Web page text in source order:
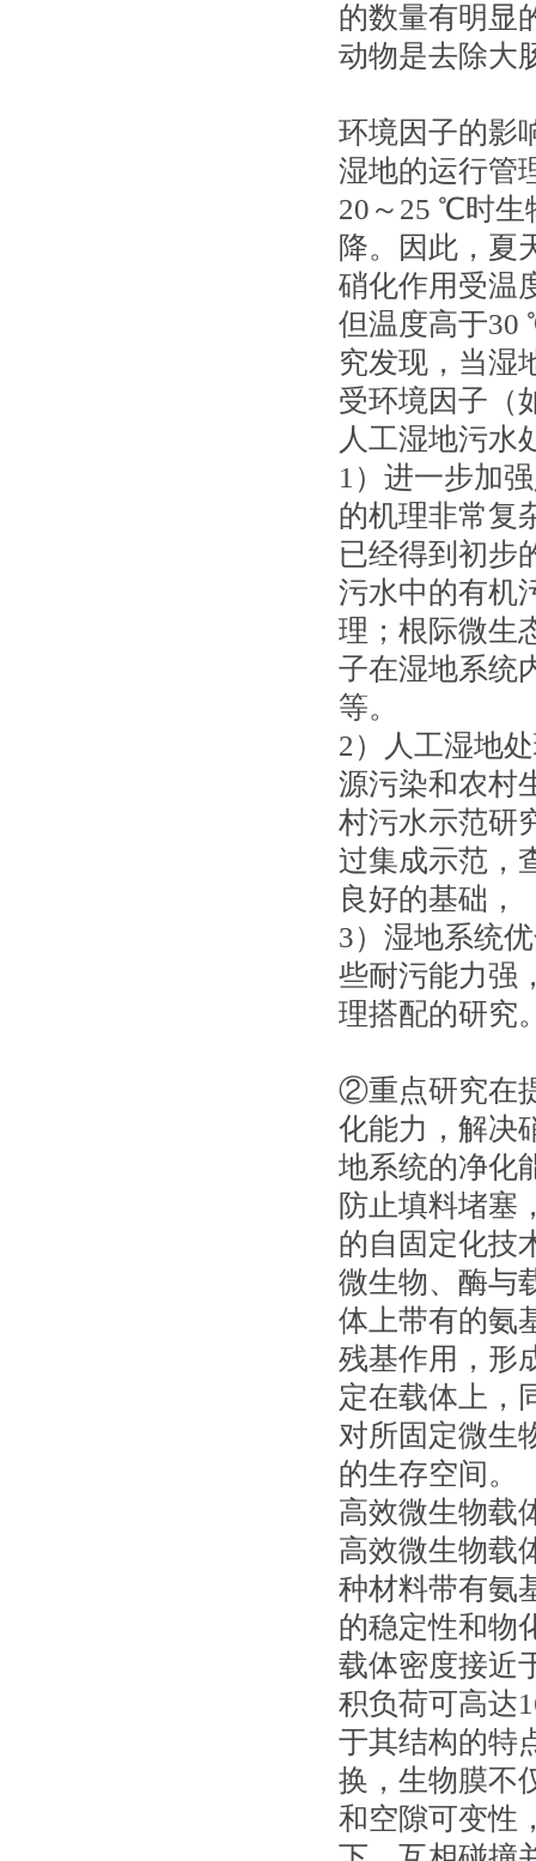
的数量有明显
动物是去除大
环境因子的影
湿地的运行管
20～25 ℃时生
降。因此，夏
硝化作用受温
但温度高于30
究发现，当湿
受环境因子（
人工湿地污水
1）进一步加
的机理非常复
已经得到初步
污水中的有机
理；根际微生
子在湿地系统
等。
2）人工湿地
源污染和农村
村污水示范研
过集成示范，
良好的基础，
3）湿地系统
些耐污能力强
理搭配的研究
②重点研究在
化能力，解决
地系统的净化
防止填料堵塞
的自固定化技
微生物、酶与
体上带有的氨
残基作用，形
定在载体上，
对所固定微生
的生存空间。
高效微生物载
高效微生物载
种材料带有氨
的稳定性和物
载体密度接近
积负荷可高达
于其结构的特
换，生物膜不
和空隙可变性